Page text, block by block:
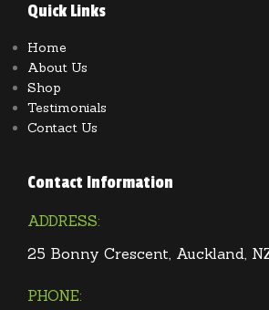
Quick Links
Home
About Us
Shop
Testimonials
Contact Us
Contact Information
ADDRESS:
25 Bonny Crescent, Auckland,
PHONE: